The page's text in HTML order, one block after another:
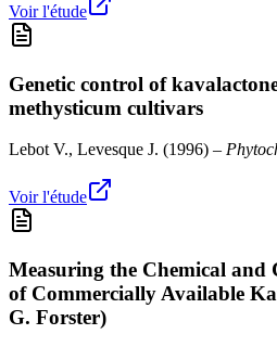
Voir l'étude
Genetic control of
methysticum cultivars
Lebot V., Levesque J. (1996) –
Voir l'étude
Measuring the Chemical
of Commercially Available
G. Forster)